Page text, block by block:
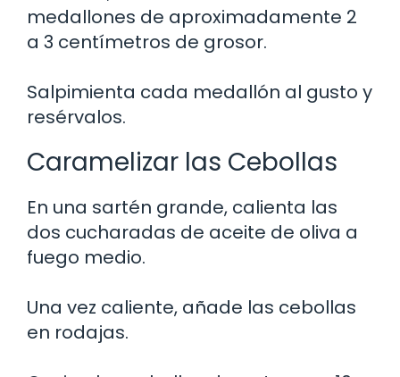
medallones de aproximadamente 2
a 3 centímetros de grosor.
Salpimienta cada medallón al gusto y
resérvalos.
Caramelizar las Cebollas
En una sartén grande, calienta las
dos cucharadas de aceite de oliva a
fuego medio.
Una vez caliente, añade las cebollas
en rodajas.